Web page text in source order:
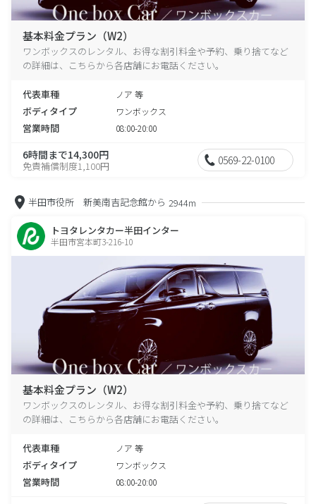
基本料金プラン（W2）
ワンボックスのレンタル、お得な割引料金や予約、乗り捨てなど
の詳細は、こちらから各店舗にお電話ください。
代表車種 ノア 等
ボディタイプ ワンボックス
営業時間 08:00-20:00
6時間まで14,300円
免責補償制度1,100円 0569-22-0100
半田市役所 新美南吉記念館から 2944m
トヨタレンタカー半田インター
半田市宮本町3-216-10
基本料金プラン（W2）
ワンボックスのレンタル、お得な割引料金や予約、乗り捨てなど
の詳細は、こちらから各店舗にお電話ください。
代表車種 ノア 等
ボディタイプ ワンボックス
営業時間 08:00-20:00